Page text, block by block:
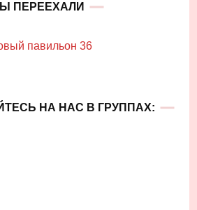
ПЕРЕЕХАЛИ
павильон 36
НА НАС В ГРУППАХ: